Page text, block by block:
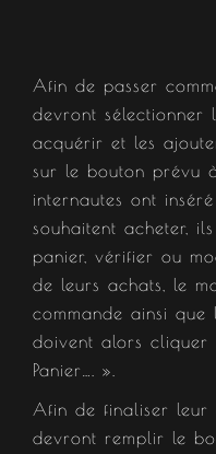
Afin de passer
devront sélectionner
acquérir et les
sur le bouton prévu
internautes ont
souhaitent acheter,
panier, vérifier ou
de leurs achats, le
commande ainsi
doivent alors cliquer
Panier…. ».
Afin de finaliser leur
devront remplir le